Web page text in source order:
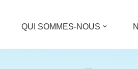
QUI SOMMES-NOUS